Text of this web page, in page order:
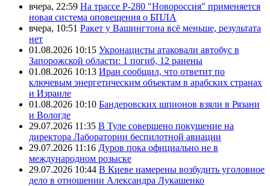
вчера, 22:59 На трассе Р-280 "Новороссия" применяется
новая система оповещения о БПЛА
вчера, 10:51 Ракет у Вашингтона всё меньше, результата
нет
01.08.2026 10:15 Укронацисты атаковали автобус в
Запорожской области: 1 погиб, 12 ранены
01.08.2026 10:13 Иран сообщил, что ответит по
ключевым энергетическим объектам в арабских странах
и Израиле
01.08.2026 10:10 Бандеровских шпионов взяли в Рязани
и Вологде
29.07.2026 11:35 В Туле совершено покушение на
директора Лаборатории беспилотной авиации
29.07.2026 11:16 Дуров пока официально не в
международном розыске
29.07.2026 10:44 В Киеве намерены возбудить уголовное
дело в отношении Александра Лукашенко